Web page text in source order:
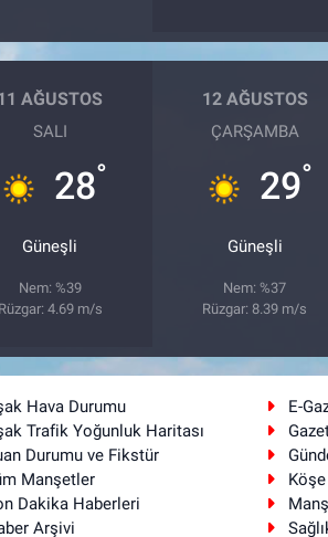
AĞUSTOS
SALI
28°
Güneşli
Nem: %39
Rüzgar: 4.69 m/s
12 AĞUSTOS
ÇARŞAMBA
29°
Güneşli
Nem: %37
Rüzgar: 8.39 m/s
Hava Durumu
Trafik Yoğunluk Haritası
Durumu ve Fikstür
Manşetler
Dakika Haberleri
Arşivi
E-
Köşe